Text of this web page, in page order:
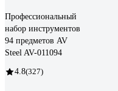
Профессиональный
набор инструментов
94 предметов AV
Steel AV-011094
4.8(327)